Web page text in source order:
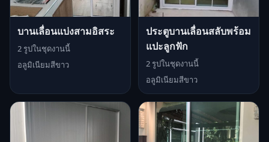
บานเลื่อนแบ่งสามอิสระ
2 รูปในชุดงานนี้
อลูมิเนียมสีขาว
ประตูบานเลื่อนสลับพร้อม
แปะลูกฟัก
2 รูปในชุดงานนี้
อลูมิเนียมสีขาว